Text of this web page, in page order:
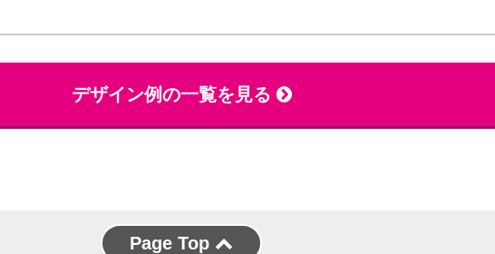
デザイン例の一覧を見る
Page Top